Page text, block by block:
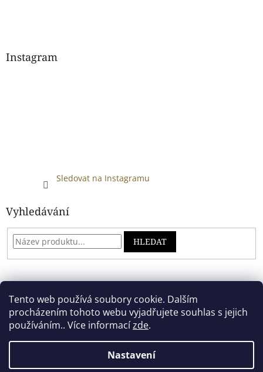
Tento web používá soubory cookie. Dalším
procházením tohoto webu vyjadřujete souhlas s jejich
používáním.. Více informacízde.
Nastavení
Instagram
Sledovat na Instagramu
Vyhledávání
HLEDAT
Vytvořil Shoptet